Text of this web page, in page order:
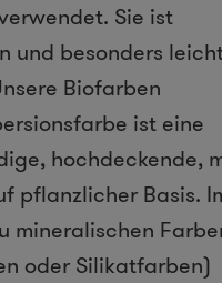
Sie ist
und besonders
Biofarben
ist eine
hochdeckende,
pflanzlicher Basis.
mineralischen
oder Silikatfarben)